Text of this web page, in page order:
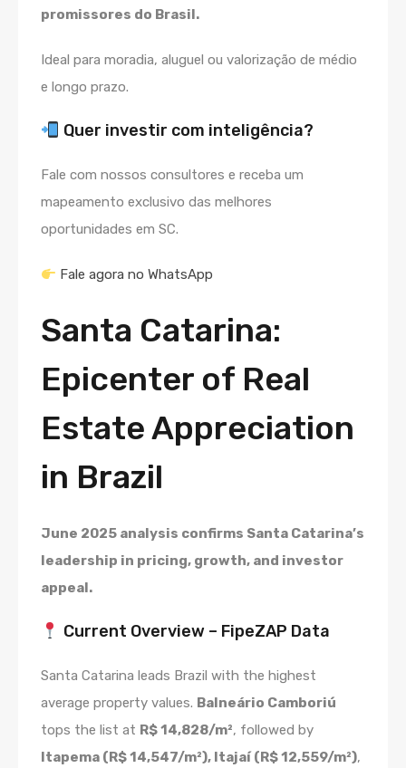
promissores do Brasil.
Ideal para moradia, aluguel ou valorização de médio
e longo prazo.
Quer investir com inteligência?
Fale com nossos consultores e receba um
mapeamento exclusivo das melhores
oportunidades em SC.
Fale agora no WhatsApp
Santa Catarina:
Epicenter of Real
Estate Appreciation
in Brazil
June 2025 analysis confirms Santa Catarina’s
leadership in pricing, growth, and investor
appeal.
Current Overview – FipeZAP Data
Santa Catarina leads Brazil with the highest
average property values. Balneário Camboriú
tops the list at R$ 14,828/m², followed by
Itapema (R$ 14,547/m²), Itajaí (R$ 12,559/m²),